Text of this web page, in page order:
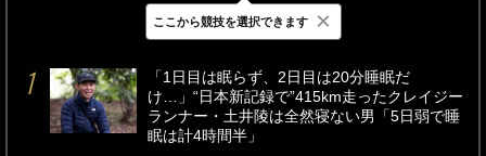
最新 24時間 週間
「1日目は眠らず、2日目は20分睡眠だ
け…」“日本新記録で”415km走ったクレイジー
ランナー・土井陵は全然寝ない男「5日弱で睡
眠は計4時間半」
ここから競技を選択できます ×